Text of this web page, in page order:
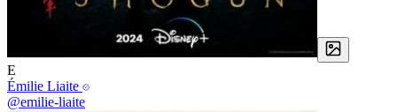
E
Émilie Liaite
@emilie-liaite